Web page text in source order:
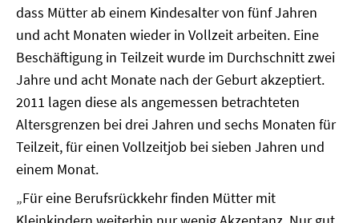
dass Mütter ab einem Kindesalter von fünf Jahren
und acht Monaten wieder in Vollzeit arbeiten. Eine
Beschäftigung in Teilzeit wurde im Durchschnitt zwei
Jahre und acht Monate nach der Geburt akzeptiert.
2011 lagen diese als angemessen betrachteten
Altersgrenzen bei drei Jahren und sechs Monaten für
Teilzeit, für einen Vollzeitjob bei sieben Jahren und
einem Monat.
„Für eine Berufsrückkehr finden Mütter mit